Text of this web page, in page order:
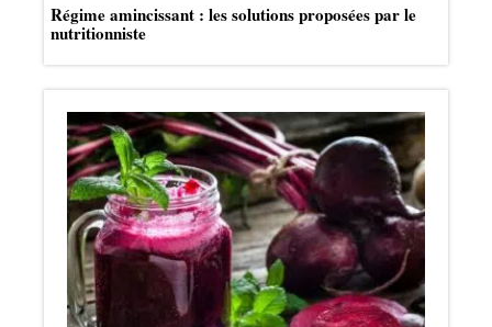
Régime amincissant : les solutions proposées par le
nutritionniste